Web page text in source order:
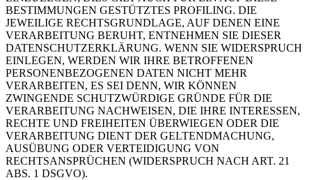
BESTIMMUNGEN GESTÜTZTES PROFILING. DIE
JEWEILIGE RECHTSGRUNDLAGE, AUF DENEN EINE
VERARBEITUNG BERUHT, ENTNEHMEN SIE DIESER
DATENSCHUTZERKLÄRUNG. WENN SIE WIDERSPRUCH
EINLEGEN, WERDEN WIR IHRE BETROFFENEN
PERSONENBEZOGENEN DATEN NICHT MEHR
VERARBEITEN, ES SEI DENN, WIR KÖNNEN
ZWINGENDE SCHUTZWÜRDIGE GRÜNDE FÜR DIE
VERARBEITUNG NACHWEISEN, DIE IHRE INTERESSEN,
RECHTE UND FREIHEITEN ÜBERWIEGEN ODER DIE
VERARBEITUNG DIENT DER GELTENDMACHUNG,
AUSÜBUNG ODER VERTEIDIGUNG VON
RECHTSANSPRÜCHEN (WIDERSPRUCH NACH ART. 21
ABS. 1 DSGVO).